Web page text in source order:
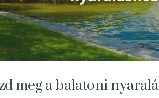
meg a balatoni